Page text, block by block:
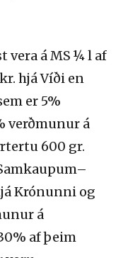
á MS ¼ l af
hjá Víði en
er 5%
verðmunur á
600 gr.
Krónunni og
á
af þeim